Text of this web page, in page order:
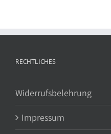
RECHTLICHES
Widerrufsbelehrung
Impressum